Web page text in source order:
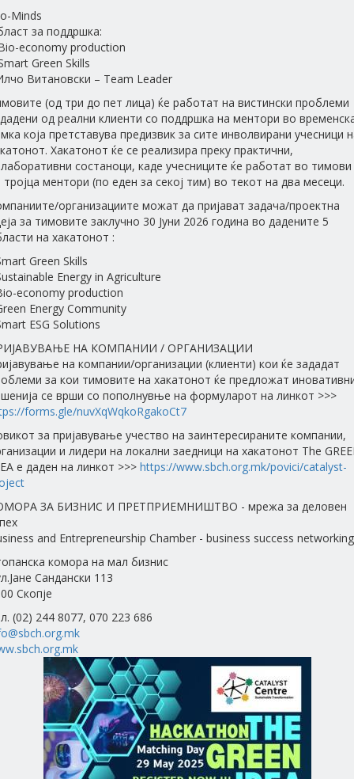
Minds
за поддршка:
economy production
Green Skills
Витановски – Team Leader
(од три до пет лица) ќе работат на вистински проблеми
од реални клиенти со поддршка на ментори во
која претставува предизвик за сите инволвирани учесници
Хакатонот ќе се реализира преку практични,
состаноци, каде учесниците ќе работат во тимови
тројца ментори (по еден за секој тим) во текот на два месеци.
организациите можат да пријават задача/проектна
за тимовите заклучно 30 Јуни 2026 година во дадените 5
на хакатонот :
Green Skills
Energy in Agriculture
economy production
Energy Community
ESG Solutions
НА КОМПАНИИ / ОРГАНИЗАЦИИ
на компании/организации (клиенти) кои ќе зададат
за кои тимовите на хакатонот ќе предложат
се врши со пополнувње на формуларот на линкот >>>
forms.gle/nuvXqWqkoRgakoCt7
за пријавување учество на заинтересираните компании,
и лидери на локални заедници на хакатонот The
е даден на линкот >>> https://www.sbch.org.mk/povici/catalyst-
ЗА БИЗНИС И ПРЕТПРИЕМНИШТВО - мрежа за деловен
and Entrepreneurship Chamber - business success networking
комора на мал бизнис
Сандански 113
Скопје
(02) 244 8077, 070 223 686